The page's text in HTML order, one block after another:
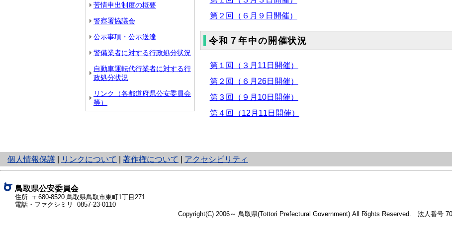
苦情申出制度の概要
警察署協議会
公示事項・公示送達
警備業者に対する行政処分状況
自動車運転代行業者に対する行
政処分状況
リンク（各都道府県公安委員会
等）
第２回（６月９日開催）
令和７年中の開催状況
第１回（３月11日開催）
第２回（６月26日開催）
第３回（９月10日開催）
第４回（12月11日開催）
個人情報保護
と
り
ッ
ト
へ
リンクについて 著作権について アクセシビリティ
鳥取県公安委員会
住所 〒680-8520 鳥取県鳥取市東町1丁目271
電話・ファクシミリ 0857-23-0110
Copyright(C) 2006～ 鳥取県(Tottori Prefectural Government) All Rights Reserved. 法人番号